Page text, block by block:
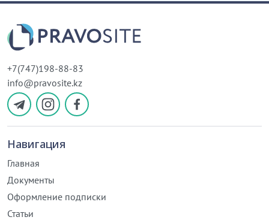
+7(747)198-88-83
info@pravosite.kz
Навигация
Главная
Документы
Оформление подписки
Статьи